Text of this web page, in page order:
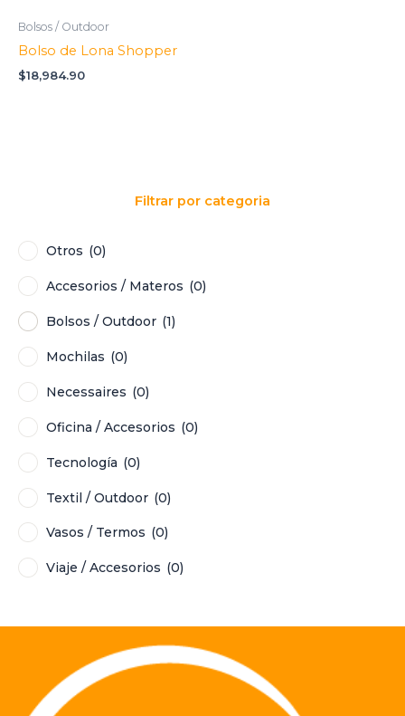
Viaje / Accesorios
Bolsos / Outdoor
Bolso de Lona Shopper
$18,984.90
Filtrar por categoria
Otros (0)
Accesorios / Materos (0)
Bolsos / Outdoor (1)
Mochilas (0)
Necessaires (0)
Oficina / Accesorios (0)
Tecnología (0)
Textil / Outdoor (0)
Vasos / Termos (0)
Viaje / Accesorios (0)